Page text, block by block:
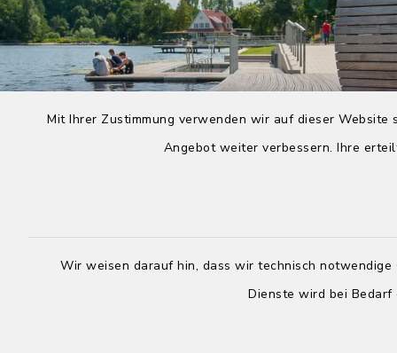
Mit Ihrer Zustimmung verwenden wir auf dieser
Angebot weiter verbessern. Ihre
Wir weisen darauf hin, dass wir technisch
Dienste wird bei